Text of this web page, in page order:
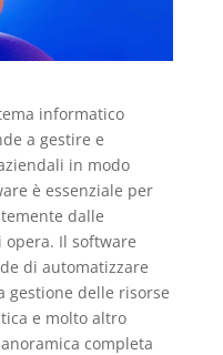
informatico
a gestire e
in modo
è essenziale per
dalle
Il software
di automatizzare
gestione delle risorse
e molto altro
completa